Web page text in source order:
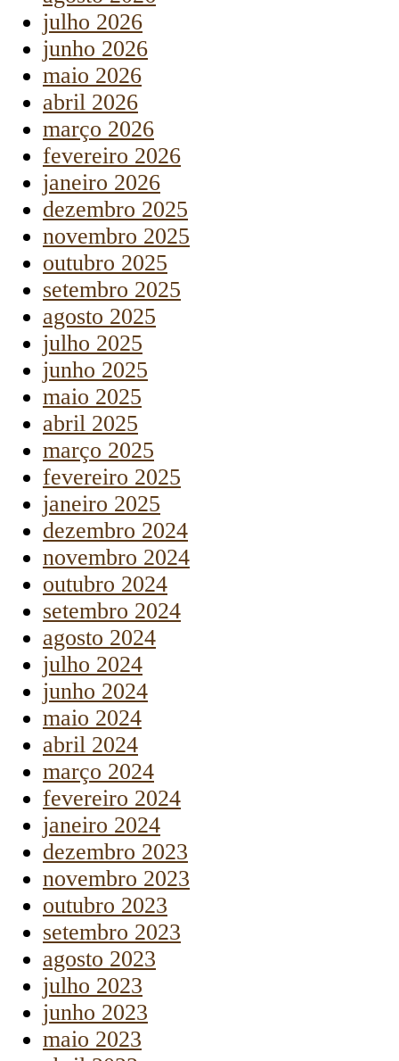
julho 2026
junho 2026
maio 2026
abril 2026
março 2026
fevereiro 2026
janeiro 2026
dezembro 2025
novembro 2025
outubro 2025
setembro 2025
agosto 2025
julho 2025
junho 2025
maio 2025
abril 2025
março 2025
fevereiro 2025
janeiro 2025
dezembro 2024
novembro 2024
outubro 2024
setembro 2024
agosto 2024
julho 2024
junho 2024
maio 2024
abril 2024
março 2024
fevereiro 2024
janeiro 2024
dezembro 2023
novembro 2023
outubro 2023
setembro 2023
agosto 2023
julho 2023
junho 2023
maio 2023